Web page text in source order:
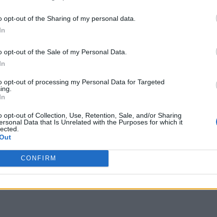
por no participar en la divulgación adicional de su información
en la Lista de participantes intermedios de la IAB.
opt-out of the Sharing of my personal data.
opt-out of the Sale of my Personal Data.
opt-out of processing my Personal Data for Targeted
opt-out of Collection, Use, Retention, Sale, and/or Sharing
Data that Is Unrelated with the Purposes for which it
CONFIRM